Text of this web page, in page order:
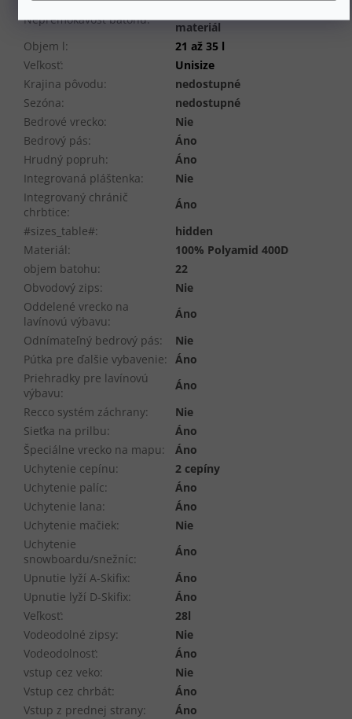
Nepremokavosť batohu:
materiál
Objem l:
21 až 35 l
Veľkosť:
Unisize
Krajina pôvodu:
nedostupné
Sezóna:
nedostupné
Bedrové vrecko:
Nie
Bedrový pás:
Áno
Hrudný popruh:
Áno
Integrovaná pláštenka:
Nie
Integrovaný chránič
chrbtice:
Áno
#sizes_table#:
hidden
Materiál:
100% Polyamid 400D
objem batohu:
22
Obvodový zips:
Nie
Oddelené vrecko na
lavínovú výbavu:
Áno
Odnímateľný bedrový pás:
Nie
Pútka pre ďalšie vybavenie: Áno
Priehradky pre lavínovú
výbavu:
Áno
Recco systém záchrany:
Nie
Sieťka na prilbu:
Áno
Špeciálne vrecko na mapu:
Áno
Uchytenie cepínu:
2 cepíny
Uchytenie palíc:
Áno
Uchytenie lana:
Áno
Uchytenie mačiek:
Nie
Uchytenie
snowboardu/snežníc:
Áno
Upnutie lyží A-Skifix:
Áno
Upnutie lyží D-Skifix:
Áno
Veľkosť:
28l
Vodeodolné zipsy:
Nie
Vodeodolnosť:
Áno
vstup cez veko:
Nie
Vstup cez chrbát:
Áno
Vstup z prednej strany:
Áno